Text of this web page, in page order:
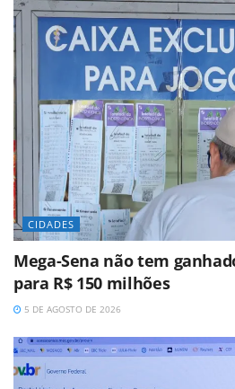
CIDADES
Mega-Sena não tem
para R$ 150 milhões
5 DE AGOSTO DE 2026